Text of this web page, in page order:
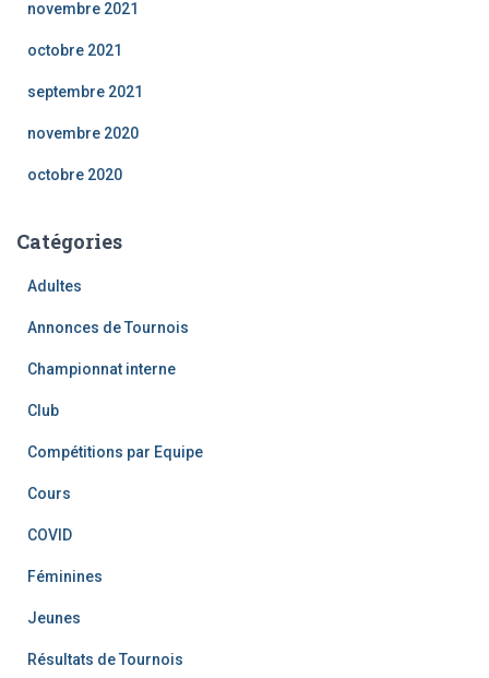
novembre 2021
octobre 2021
septembre 2021
novembre 2020
octobre 2020
Catégories
Adultes
Annonces de Tournois
Championnat interne
Club
Compétitions par Equipe
Cours
COVID
Féminines
Jeunes
Résultats de Tournois